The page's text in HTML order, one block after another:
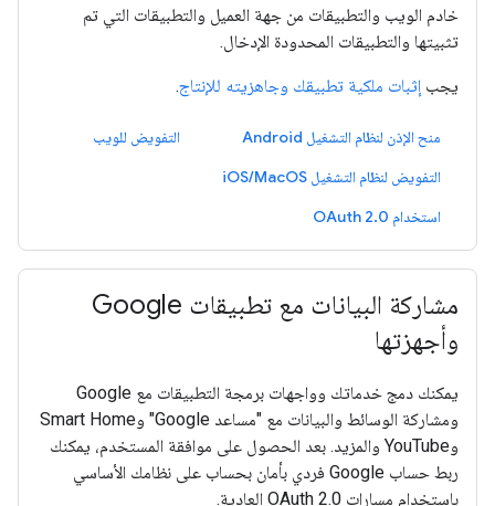
خادم الويب والتطبيقات من جهة العميل والتطبيقات التي تم
تثبيتها والتطبيقات المحدودة الإدخال.
يجب إثبات ملكية تطبيقك وجاهزيته للإنتاج.
منح الإذن لنظام التشغيل Android
التفويض للويب
التفويض لنظام التشغيل iOS/MacOS
استخدام OAuth 2.0
مشاركة البيانات مع تطبيقات Google
وأجهزتها
يمكنك دمج خدماتك وواجهات برمجة التطبيقات مع Google
ومشاركة الوسائط والبيانات مع "مساعد Google" وSmart Home
وYouTube والمزيد. بعد الحصول على موافقة المستخدم، يمكنك
ربط حساب Google فردي بأمان بحساب على نظامك الأساسي
باستخدام مسارات OAuth 2.0 العادية.